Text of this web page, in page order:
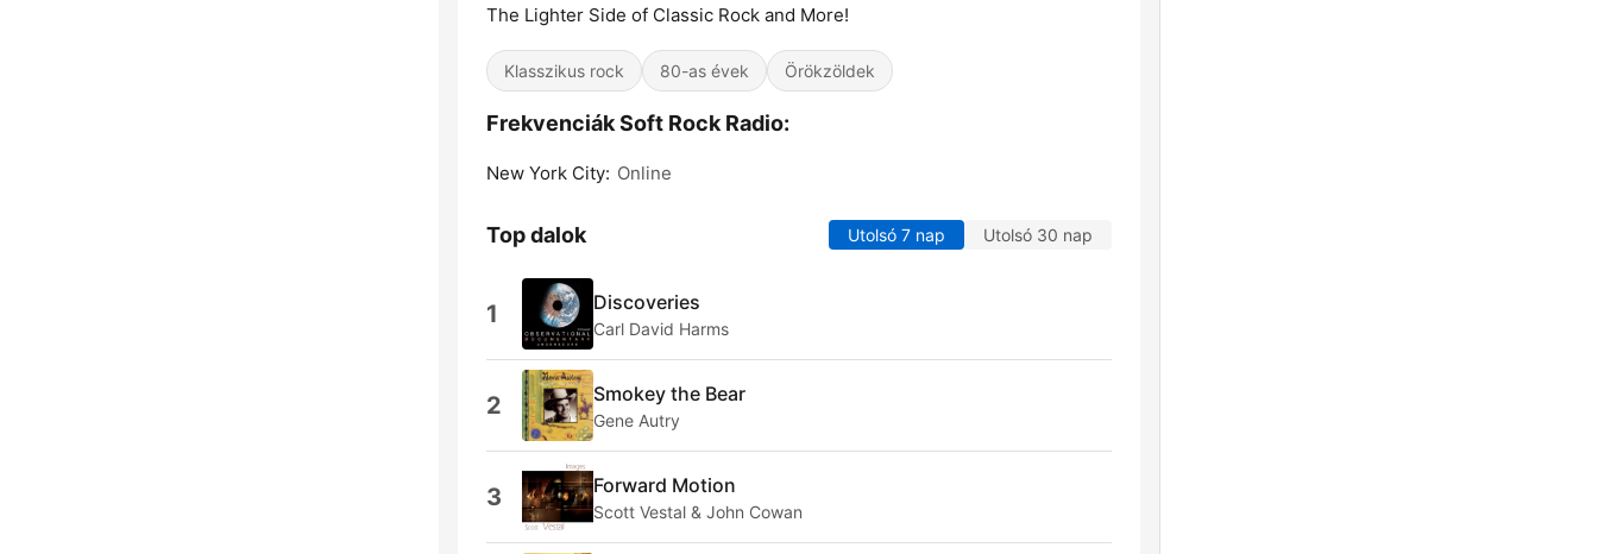
The Lighter Side of Classic Rock and More!
Klasszikus rock 80-as évek Örökzöldek
Frekvenciák Soft Rock Radio:
New York City: Online
Top dalok Utolsó 7 nap Utolsó 30 nap
1 Discoveries
Carl David Harms
2 Smokey the Bear
Gene Autry
3 Forward Motion
Scott Vestal & John Cowan